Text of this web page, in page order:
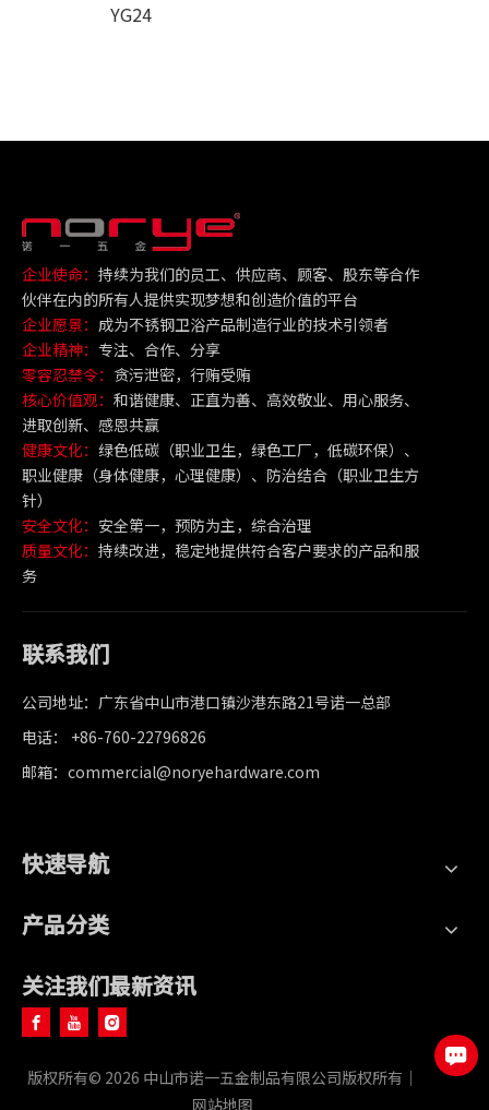
YG24
企业使命： 持续为我们的员工、供应商、顾客、股东等合作
伙伴在内的所有人提供实现梦想和创造价值的平台
企业愿景： 成为不锈钢卫浴产品制造行业的技术引领者
企业精神： 专注、合作、分享
零容忍禁令： 贪污泄密，行贿受贿
核心价值观： 和谐健康、正直为善、高效敬业、用心服务、
进取创新、感恩共赢
健康文化： 绿色低碳（职业卫生，绿色工厂，低碳环保）、
职业健康（身体健康，心理健康）、防治结合（职业卫生方
针）
安全文化： 安全第一，预防为主，综合治理
质量文化： 持续改进，稳定地提供符合客户要求的产品和服
务
联系我们
公司地址：广东省中山市港口镇沙港东路21号诺一总部
电话： +86-760-22796826
邮箱：commercial@noryehardware.com
快速导航
产品分类
关注我们最新资讯
版权所有© 2026 中山市诺一五金制品有限公司版权所有｜
网站地图